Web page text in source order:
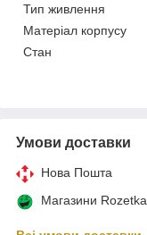
Тип живлення
Матеріал корпусу
Стан
Умови доставки
Нова Пошта
Магазини Rozetka